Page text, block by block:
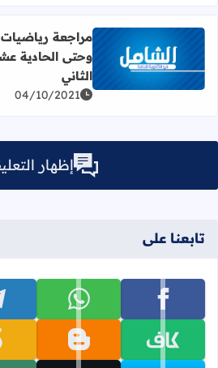
اقرأ المزيد عن مراجعة
مراجعة
وحتى الحادية
الثاني
04/10/2021
إظهار
تابعنا على
تابعنا على facebook تابعنا على whatsapp
تابعنا على kafiil تابعنا على blogger